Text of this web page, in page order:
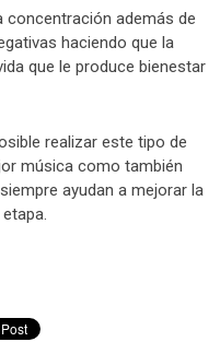
concentración además de
haciendo que la
que le produce bienestar
realizar este tipo de
música como también
ayudan a mejorar la